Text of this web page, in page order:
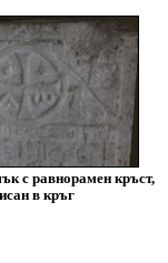
с равнорамен кръст,
в кръг